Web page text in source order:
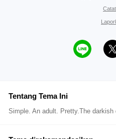
Tentang Tema Ini
Simple. An adult. Pretty.The darkish